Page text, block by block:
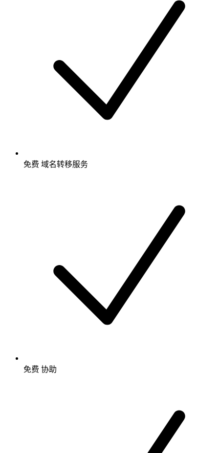
免费 域名转移服务
免费 协助